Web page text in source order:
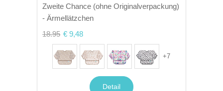
Zweite Chance (ohne Originalverpackung)
- Ärmellätzchen
18.95 € 9,48
+7
Detail